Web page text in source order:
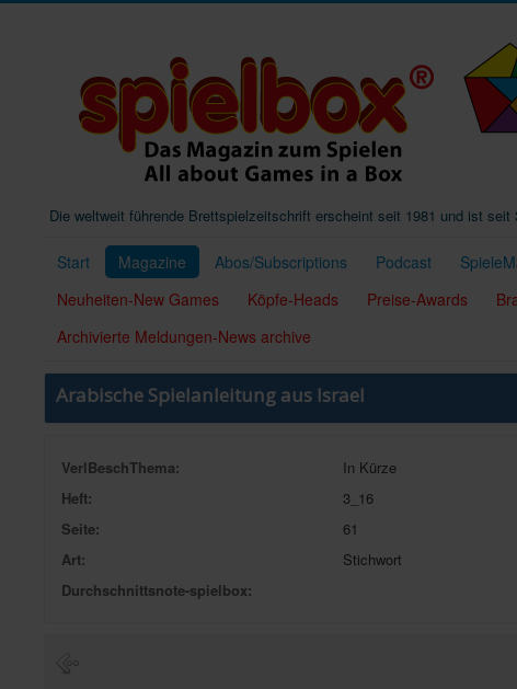
Die weltweit führende Brettspielzeitschrift erscheint seit 1981 und ist
Start Magazine Abos/Subscriptions Podcast
Neuheiten-New Games
Köpfe-Heads Preise-Awards
Archivierte Meldungen-News archive
Arabische Spielanleitung aus Israel
VerlBeschThema:
In Kürze
Heft:
3_16
Seite:
61
Art:
Stichwort
Durchschnittsnote-spielbox: